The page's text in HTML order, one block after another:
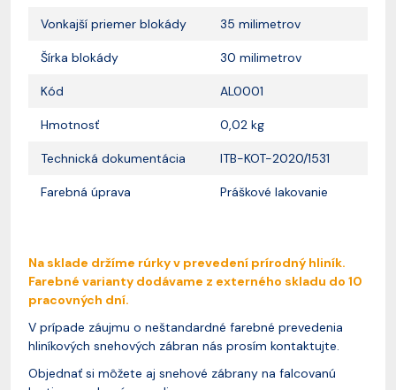
Vonkajší priemer blokády 35 milimetrov
Šírka blokády 30 milimetrov
Kód AL0001
Hmotnosť 0,02 kg
Technická dokumentácia ITB-KOT-2020/1531
Farebná úprava Práškové lakovanie
Na sklade držíme rúrky v prevedení prírodný hliník.
Farebné varianty dodávame z externého skladu do 10
pracovných dní.
V prípade záujmu o neštandardné farebné prevedenia
hliníkových snehových zábran nás prosím kontaktujte.
Objednať si môžete aj snehové zábrany na falcovanú